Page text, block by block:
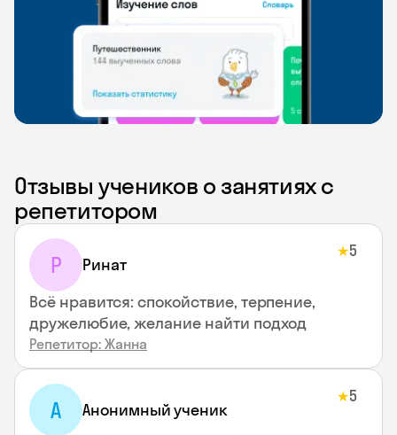
Отзывы учеников о занятиях с
репетитором
Р Ринат
★5
Всё нравится: спокойствие, терпение,
дружелюбие, желание найти подход
Репетитор: Жанна
А Анонимный ученик
★5